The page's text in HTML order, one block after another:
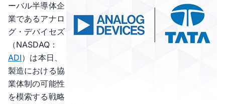
ーバル半導体企
業であるアナロ
グ・デバイセズ
（NASDAQ：
ADI）は本日、
製造における協
業体制の可能性
を模索する戦略